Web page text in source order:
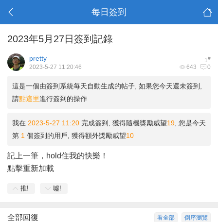
每日簽到
2023年5月27日簽到記錄
1#
pretty
643 0
2023-5-27 11:20:46
這是一個由簽到系統每天自動生成的帖子, 如果您今天還未簽到,
請點這里進行簽到的操作
我在 2023-5-27 11:20 完成簽到, 獲得隨機獎勵威望19 , 您是今天
第 1 個簽到的用戶, 獲得額外獎勵威望10
記上一筆，hold住我的快樂！
點擊重新加載
推! 噓!
倒序瀏覽
看全部
全部回復